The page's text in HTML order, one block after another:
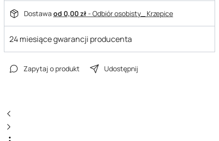
Dostawa od 0,00 zł- Odbiór osobisty_ Krzepice
24 miesiące gwarancji producenta
Zapytaj o produkt Udostępnij